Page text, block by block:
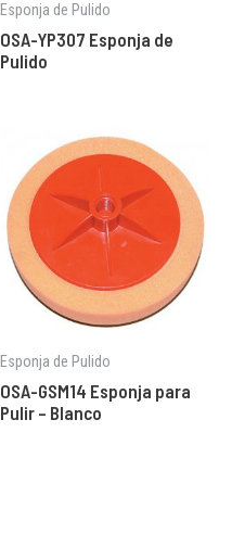
Esponja de Pulido
OSA-YP307 Esponja de
Pulido
Esponja de Pulido
OSA-GSM14 Esponja para
Pulir – Blanco